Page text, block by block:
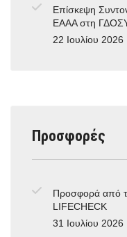
Επίσκεψη
ΕΑΑΑ στη
22 Ιουλίου 2026
Προσφορές
Προσφορά από
LIFECHECK
31 Ιουλίου 2026